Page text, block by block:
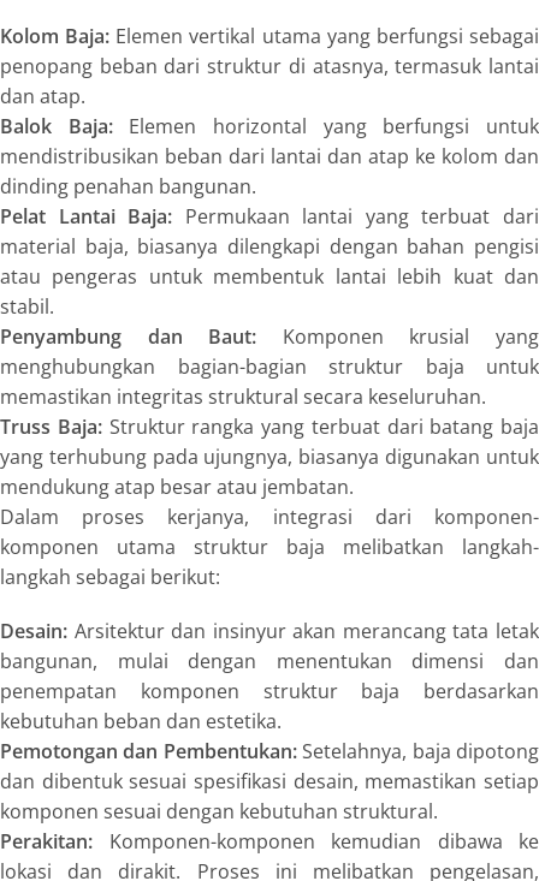
Kolom Baja: Elemen vertikal utama yang berfungsi sebagai
penopang beban dari struktur di atasnya, termasuk lantai
dan atap.
Balok Baja:Elemen horizontal yang berfungsi untuk
mendistribusikan beban dari lantai dan atap ke kolom dan
dinding penahan bangunan.
Pelat Lantai Baja: Permukaan lantai yang terbuat dari
material baja, biasanya dilengkapi dengan bahan pengisi
atau pengeras untuk membentuk lantai lebih kuat dan
stabil.
Penyambung dan Baut: Komponen krusial yang
menghubungkan bagian-bagian struktur baja untuk
memastikan integritas struktural secara keseluruhan.
Truss Baja:Struktur rangka yang terbuat dari batang baja
yang terhubung pada ujungnya, biasanya digunakan untuk
mendukung atap besar atau jembatan.
Dalam proses kerjanya, integrasi dari komponen-
komponen utama struktur baja melibatkan langkah-
langkah sebagai berikut:
Desain: Arsitektur dan insinyur akan merancang tata letak
bangunan, mulai dengan menentukan dimensi dan
penempatan komponen struktur baja berdasarkan
kebutuhan beban dan estetika.
Pemotongan dan Pembentukan:Setelahnya, baja dipotong
dan dibentuk sesuai spesifikasi desain, memastikan setiap
komponen sesuai dengan kebutuhan struktural.
Perakitan: Komponen-komponen kemudian dibawa ke
lokasi dan dirakit. Proses ini melibatkan pengelasan,